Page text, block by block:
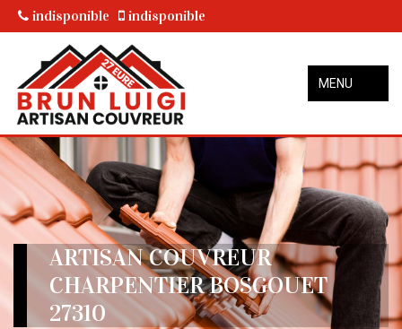
indisponible indisponible
MENU
ARTISAN COUVREUR
CHARPENTIER BOSGOUET
27310